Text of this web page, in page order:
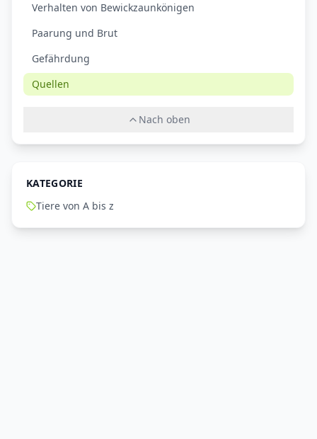
Verhalten von Bewickzaunkönigen
Paarung und Brut
Gefährdung
Quellen
Nach oben
KATEGORIE
Tiere von A bis z